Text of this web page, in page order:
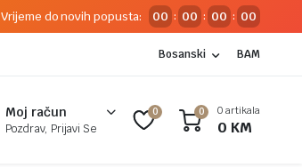
Vrijeme do novih popusta: 00 : 00 : 00 : 00
Bosanski BAM
Moj račun
Pozdrav, Prijavi Se
0 0 0 artikala
0 KM